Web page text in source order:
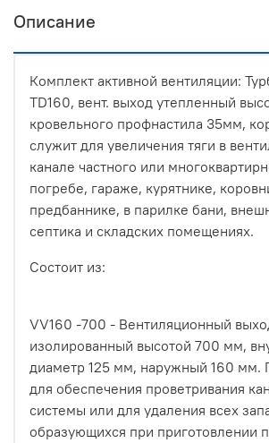
Описание
Комплект активной вентиляции:
TD160, вент. выход утепленный
кровельного профнастила 35мм,
служит для увеличения тяги в
канале частного или
погребе, гараже, курятнике,
предбаннике, в парилке бани,
септика и складских помещениях.
Состоит из:
VV160 -700 - Вентиляционный
изолированный высотой 700 мм,
диаметр 125 мм, наружный 160 мм.
для обеспечения проветривания
системы или для удаления всех
образующихся при приготовлении